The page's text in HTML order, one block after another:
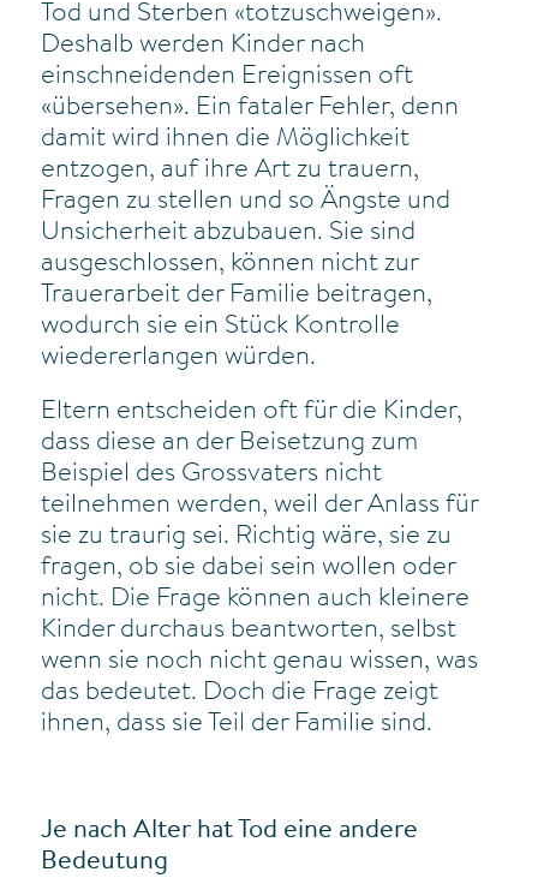
Tod und Sterben «totzuschweigen».
Deshalb werden Kinder nach
einschneidenden Ereignissen oft
«übersehen». Ein fataler Fehler, denn
damit wird ihnen die Möglichkeit
entzogen, auf ihre Art zu trauern,
Fragen zu stellen und so Ängste und
Unsicherheit abzubauen. Sie sind
ausgeschlossen, können nicht zur
Trauerarbeit der Familie beitragen,
wodurch sie ein Stück Kontrolle
wiedererlangen würden.
Eltern entscheiden oft für die Kinder,
dass diese an der Beisetzung zum
Beispiel des Grossvaters nicht
teilnehmen werden, weil der Anlass für
sie zu traurig sei. Richtig wäre, sie zu
fragen, ob sie dabei sein wollen oder
nicht. Die Frage können auch kleinere
Kinder durchaus beantworten, selbst
wenn sie noch nicht genau wissen, was
das bedeutet. Doch die Frage zeigt
ihnen, dass sie Teil der Familie sind.
Je nach Alter hat Tod eine andere
Bedeutung